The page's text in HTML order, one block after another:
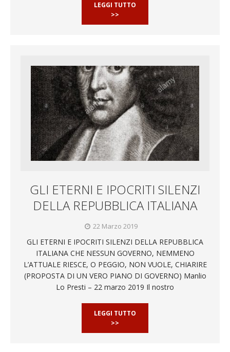
LEGGI TUTTO
>>
GLI ETERNI E IPOCRITI SILENZI
DELLA REPUBBLICA ITALIANA
22 Marzo 2019
GLI ETERNI E IPOCRITI SILENZI DELLA REPUBBLICA
ITALIANA CHE NESSUN GOVERNO, NEMMENO
L’ATTUALE RIESCE, O PEGGIO, NON VUOLE, CHIARIRE
(PROPOSTA DI UN VERO PIANO DI GOVERNO) Manlio
Lo Presti – 22 marzo 2019 Il nostro
LEGGI TUTTO
>>